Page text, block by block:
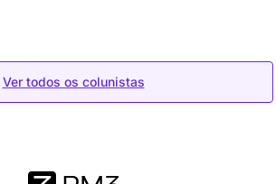
Ver todos os colunistas